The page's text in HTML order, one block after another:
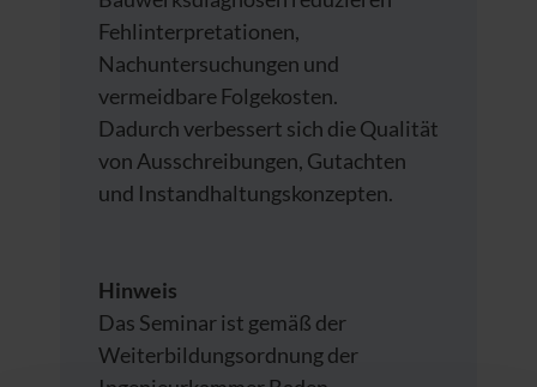
Fehlinterpretationen,
Nachuntersuchungen und
vermeidbare Folgekosten.
Dadurch verbessert sich die Qualität
von Ausschreibungen, Gutachten
und Instandhaltungskonzepten.
Hinweis
Das Seminar ist gemäß der
Weiterbildungsordnung der